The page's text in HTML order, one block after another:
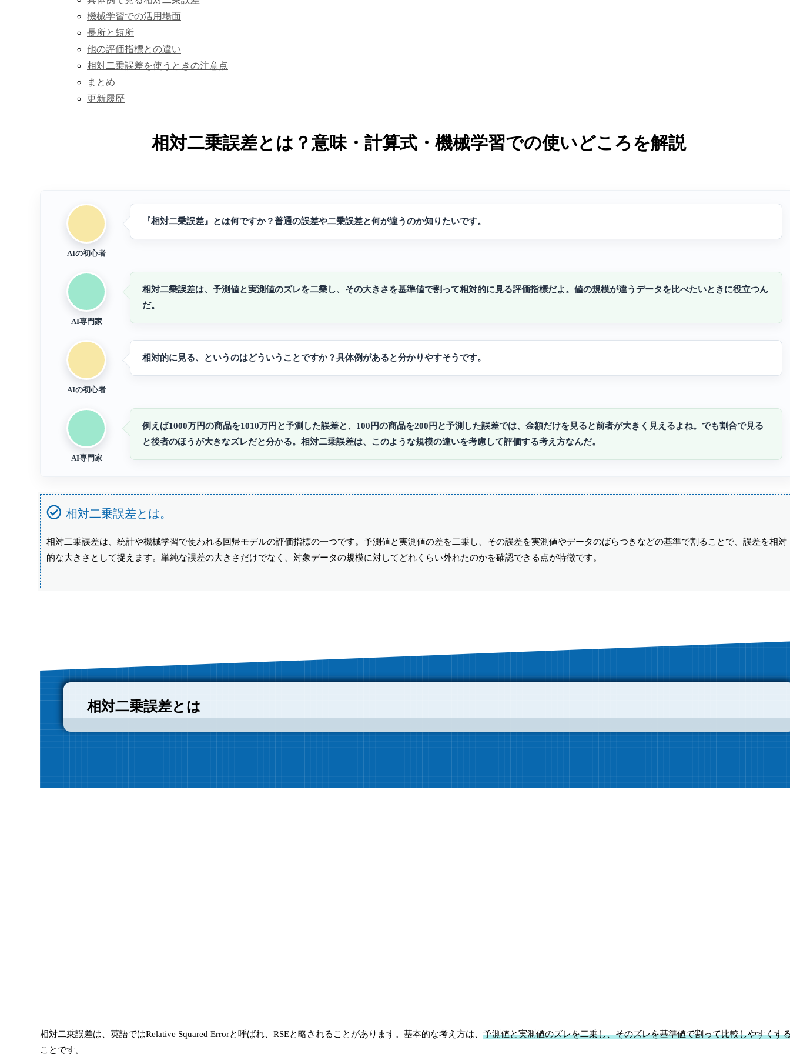
機械学習での活用場面
長所と短所
他の評価指標との違い
相対二乗誤差を使うときの注意点
まとめ
更新履歴
相対二乗誤差とは？意味・計算式・機械学習での使いどころを解説
AIの初心者
『相対二乗誤差』とは何ですか？普通の誤差や二乗誤差と何が違うのか知りたいです。
AI専門家
相対二乗誤差は、予測値と実測値のズレを二乗し、その大きさを基準値で割って相対的に見る評価指標だよ。値の規模が違うデータを比べたいときに役立つん
だ。
AIの初心者
相対的に見る、というのはどういうことですか？具体例があると分かりやすそうです。
AI専門家
例えば1000万円の商品を1010万円と予測した誤差と、100円の商品を200円と予測した誤差では、金額だけを見ると前者が大きく見えるよね。でも割合で見る
と後者のほうが大きなズレだと分かる。相対二乗誤差は、このような規模の違いを考慮して評価する考え方なんだ。
相対二乗誤差とは。
相対二乗誤差は、統計や機械学習で使われる回帰モデルの評価指標の一つです。予測値と実測値の差を二乗し、その誤差を実測値やデータのばらつきなどの基準で割ることで、誤差を相対
的な大きさとして捉えます。単純な誤差の大きさだけでなく、対象データの規模に対してどれくらい外れたのかを確認できる点が特徴です。
相対二乗誤差とは
相対二乗誤差は、英語ではRelative Squared Errorと呼ばれ、RSEと略されることがあります。基本的な考え方は、 予測値と実測値のズレを二乗し、そのズレを基準値で割って比較しやすくす
ことです。